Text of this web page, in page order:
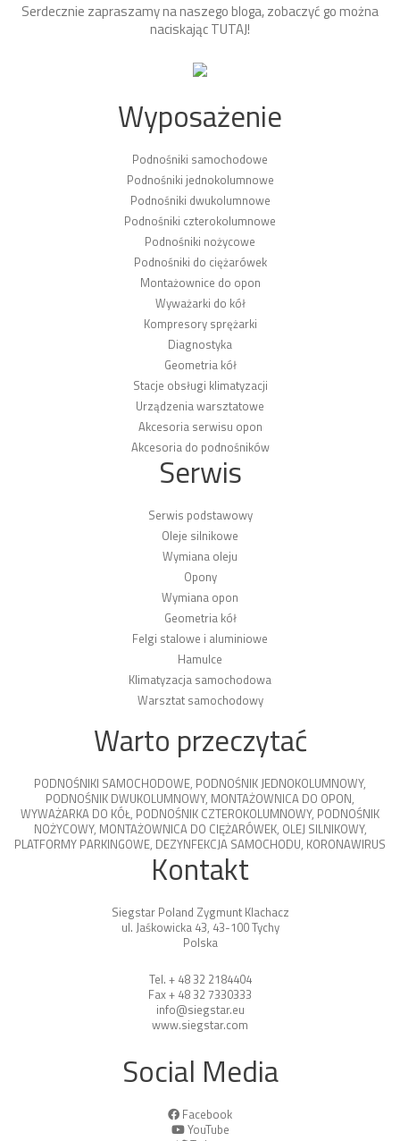
Serdecznie zapraszamy na naszego bloga, zobaczyć go można
naciskającTUTAJ!
Wyposażenie
Podnośniki samochodowe
Podnośniki jednokolumnowe
Podnośniki dwukolumnowe
Podnośniki czterokolumnowe
Podnośniki nożycowe
Podnośniki do ciężarówek
Montażownice do opon
Wyważarki do kół
Kompresory sprężarki
Diagnostyka
Geometria kół
Stacje obsługi klimatyzacji
Urządzenia warsztatowe
Akcesoria serwisu opon
Akcesoria do podnośników
Serwis
Serwis podstawowy
Oleje silnikowe
Wymiana oleju
Opony
Wymiana opon
Geometria kół
Felgi stalowe i aluminiowe
Hamulce
Klimatyzacja samochodowa
Warsztat samochodowy
Warto przeczytać
PODNOŚNIKI SAMOCHODOWE, PODNOŚNIK JEDNOKOLUMNOWY,
PODNOŚNIK DWUKOLUMNOWY, MONTAŻOWNICA DO OPON,
WYWAŻARKA DO KÓŁ, PODNOŚNIK CZTEROKOLUMNOWY, PODNOŚNIK
NOŻYCOWY, MONTAŻOWNICA DO CIĘŻARÓWEK, OLEJ SILNIKOWY,
PLATFORMY PARKINGOWE, DEZYNFEKCJA SAMOCHODU, KORONAWIRUS
Kontakt
Siegstar Poland Zygmunt Klachacz
ul. Jaśkowicka 43, 43-100 Tychy
Polska
Tel. + 48 32 2184404
Fax + 48 32 7330333
info@siegstar.eu
www.siegstar.com
Social Media
Facebook
YouTube